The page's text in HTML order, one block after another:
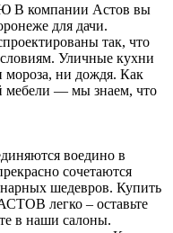
В компании Астов вы
для дачи.
так, что
Уличные кухни
мороза, ни дождя. Как
мебели — мы знаем, что
воедино в
сочетаются
шедевров. Купить
легко – оставьте
в наши салоны.